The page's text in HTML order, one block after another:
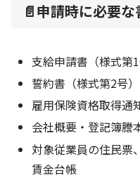
📄申請時に必要な
支給申請書（様式第1
誓約書（様式第2号）
雇用保険資格取得通
会社概要・登記簿謄
対象従業員の住民票
賃金台帳